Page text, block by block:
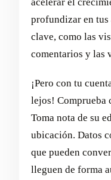
profundizar en tus
clave, como las
comentarios y las
¡Pero con tu
lejos! Comprueba
Toma nota de su
ubicación. Datos
que pueden
lleguen de forma